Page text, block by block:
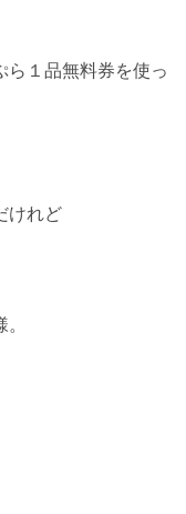
ら１品無料券を使っ
けれど